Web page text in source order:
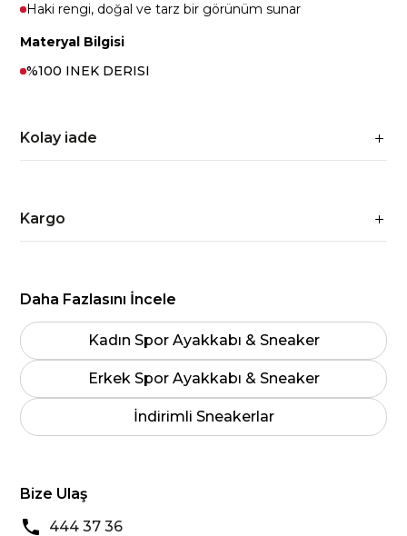
Haki rengi, doğal ve tarz bir görünüm sunar
Materyal Bilgisi
%100 INEK DERISI
Kolay iade
Kargo
Daha Fazlasını İncele
Kadın Spor Ayakkabı & Sneaker
Erkek Spor Ayakkabı & Sneaker
İndirimli Sneakerlar
Bize Ulaş
444 37 36